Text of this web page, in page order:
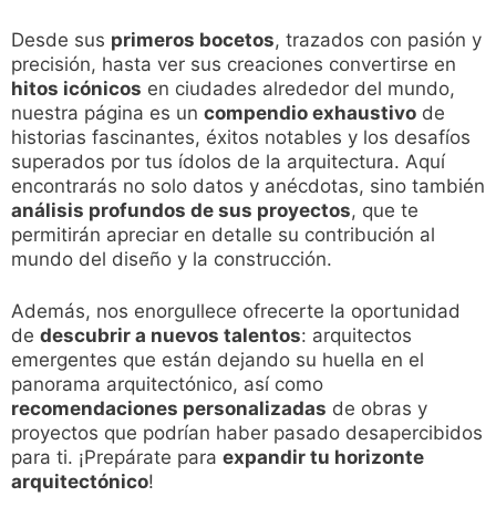
Desde sus primeros bocetos, trazados con pasión y
precisión, hasta ver sus creaciones convertirse en
hitos icónicos en ciudades alrededor del mundo,
nuestra página es un compendio exhaustivo de
historias fascinantes, éxitos notables y los desafíos
superados por tus ídolos de la arquitectura. Aquí
encontrarás no solo datos y anécdotas, sino también
análisis profundos de sus proyectos, que te
permitirán apreciar en detalle su contribución al
mundo del diseño y la construcción.
Además, nos enorgullece ofrecerte la oportunidad
de descubrir a nuevos talentos: arquitectos
emergentes que están dejando su huella en el
panorama arquitectónico, así como
recomendaciones personalizadas de obras y
proyectos que podrían haber pasado desapercibidos
para ti. ¡Prepárate para expandir tu horizonte
arquitectónico!